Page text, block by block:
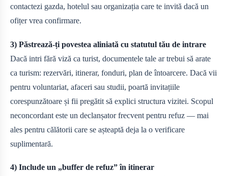
contactezi gazda, hotelul sau organizația care te invită dacă un
ofițer vrea confirmare.
3) Păstrează-ți povestea aliniată cu statutul tău de intrare
Dacă intri fără viză ca turist, documentele tale ar trebui să arate
ca turism: rezervări, itinerar, fonduri, plan de întoarcere. Dacă vii
pentru voluntariat, afaceri sau studii, poartă invitațiile
corespunzătoare și fii pregătit să explici structura vizitei. Scopul
neconcordant este un declanșator frecvent pentru refuz — mai
ales pentru călătorii care se așteaptă deja la o verificare
suplimentară.
4) Include un „buffer de refuz” în itinerar